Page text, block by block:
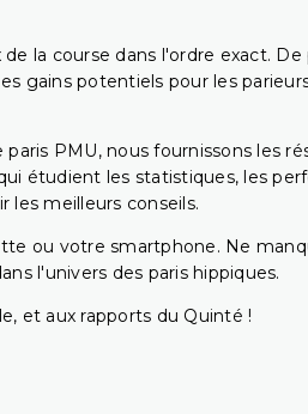
la course dans l'ordre exact.
gains potentiels pour les
PMU, nous fournissons les
étudient les statistiques, les
les meilleurs conseils.
ou votre smartphone. Ne
l'univers des paris hippiques.
et aux rapports du Quinté !